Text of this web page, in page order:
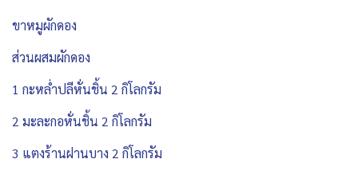
ขาหมูผักดอง
ส่วนผสมผักดอง
1 กะหล่ำปลีหั่นชิ้น 2 กิโลกรัม
2 มะละกอหั่นชิ้น 2 กิโลกรัม
3 แตงร้านฝานบาง 2 กิโลกรัม